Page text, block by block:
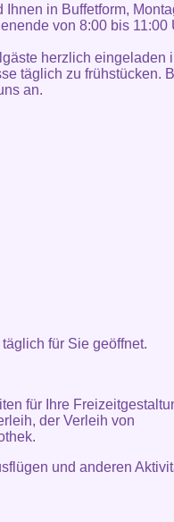
in Buffetform,
von 8:00 bis 11:00
herzlich eingeladen
täglich zu frühstücken.
an.
für Sie geöffnet.
für Ihre
der Verleih von
und anderen